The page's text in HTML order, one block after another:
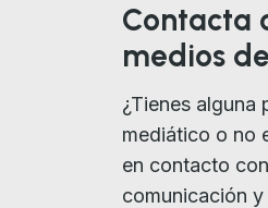
Contacta
medios
¿Tienes alguna
mediático o no
en contacto
comunicación